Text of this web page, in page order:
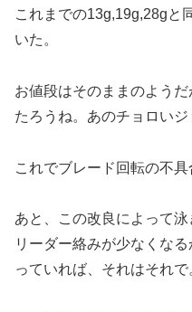
これまでの13g,19g,28gと
いた。
お値段はそのままのよう
たろうね。あのチョロいジ
これでブレード回転の不
あと、この改良によって
リーダー絡みが少なくな
っていれば、それはそれで